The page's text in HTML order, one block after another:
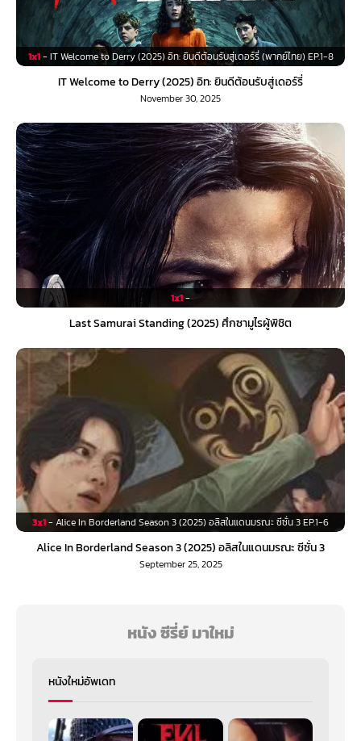
1x1- IT Welcome to Derry (2025) อิท: ยินดีต้อนรับสู่เดอร์รี่ (พากย์ไทย) EP.1-8
IT Welcome to Derry (2025) อิท: ยินดีต้อนรับสู่เดอร์รี่
November 30, 2025
1x1-
Last Samurai Standing (2025) ศึกซามูไรผู้พิชิต
3x1- Alice In Borderland Season 3 (2025) อลิสในแดนมรณะ ซีซั่น 3 EP.1-6
Alice In Borderland Season 3 (2025) อลิสในแดนมรณะ ซีซั่น 3
September 25, 2025
หนัง ซีรี่ย์ มาใหม่
หนังใหม่อัพเดท